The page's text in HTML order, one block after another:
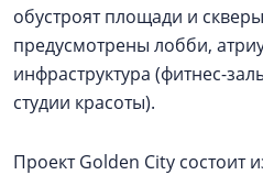
обустроят площади и
предусмотрены лобби,
инфраструктура (фитнес-
студии красоты).
Проект Golden City состоит